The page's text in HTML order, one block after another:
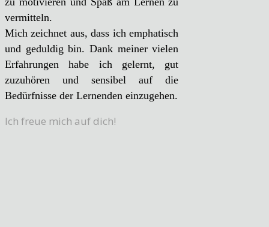
vermitteln.
Mich zeichnet aus, dass ich emphatisch
und geduldig bin. Dank meiner vielen
Erfahrungen habe ich gelernt, gut
zuzuhören und sensibel auf die
Bedürfnisse der Lernenden einzugehen.
Ich freue mich auf dich!